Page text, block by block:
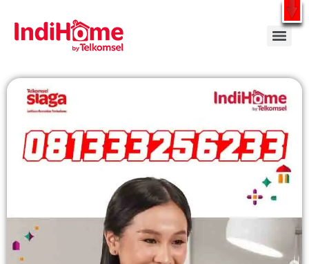
Gratis Pasang Dengan Bayar PDD2 | WiFi 200Rb an By Telkomsel